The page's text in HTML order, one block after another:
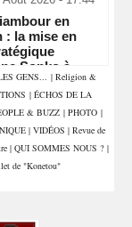
en
: la mise en
Sonko à
GENS... | Religion &
| ÉCHOS DE LA
& BUZZ | PHOTO |
| VIDÉOS | Revue de
| QUI SOMMES NOUS ? |
de "Konetou"